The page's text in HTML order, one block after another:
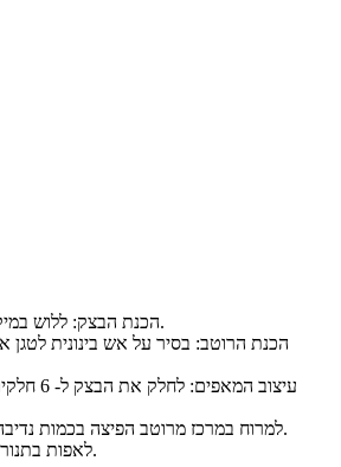
הכנת הבצק: ללוש במיקסר את כל מרכיבי הבצק ביחד במהירות בינונית למשך כ- 10 דקות לפחות, לכסות בניילון נצמד ולהניח להתפחה של כשעה.
למרוח במרכז מרוטב הפיצה בכמות נדיבה ולפזר מעל את הזיתים (בשלב זה, אלו המעוניינים יכולים להוסיף גם גבינה צהובה מגורדת, וגם לפזר שומשום בשולי הבצק).
לאפות בתנור שחומם מראש לחום של 180 מעלות טורבו למשך 25-30 דקות. מיד עם הוצאת המאפים מהתנור להבריש אותם בשמן זית.